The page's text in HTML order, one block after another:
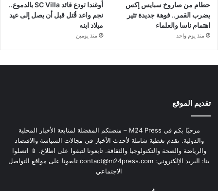
حطام من صاروخ سبايس إكس
يضرب القمر.. فوهة جديدة تثير
اهتمام ناسا والعلماء
منذ يوم واحد
أوغندا تودع قائد SC Villa بالدموع..
نجم واعد قُتل قبل أن يصل إلى عيد
ميلاد ابنه
منذ يومين
تقديم الموقع
مرحبًا بكم في M24 Press – منصتكم المفضلة لمتابعة الأخبار المحلية
والدولية. نقدم تغطية شاملة لأحدث الأخبار في مجالات السياسة والاقتصاد
والرياضة والصحة والتكنولوجيا والثقافة. تابعونا لتبقوا على اطلاع. 📱 اتصلوا
بنا: البريد الإلكتروني: contact@m24press.com تابعونا على مواقع التواصل
الاجتماعي